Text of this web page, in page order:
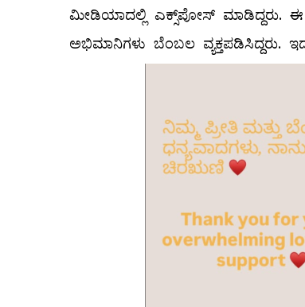
ಮೀಡಿಯಾದಲ್ಲಿ ಎಕ್ಸ್‌ಪೋಸ್‌ ಮಾಡಿದ್ದರು. ಈ
ಅಭಿಮಾನಿಗಳು ಬೆಂಬಲ ವ್ಯಕ್ತಪಡಿಸಿದ್ದರು.